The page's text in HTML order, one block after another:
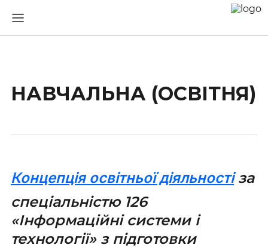
НАВЧАЛЬНА (ОСВІТНЯ)
Концепція освітньої діяльностіза
спеціальністю 126
«Інформаційні системи і
технології» з підготовки